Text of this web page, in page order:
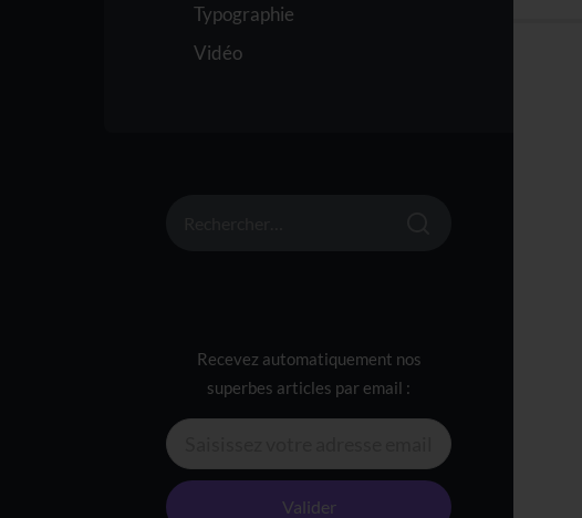
Typographie
Vidéo
Recevez automatiquement nos
superbes articles par email :
Valider